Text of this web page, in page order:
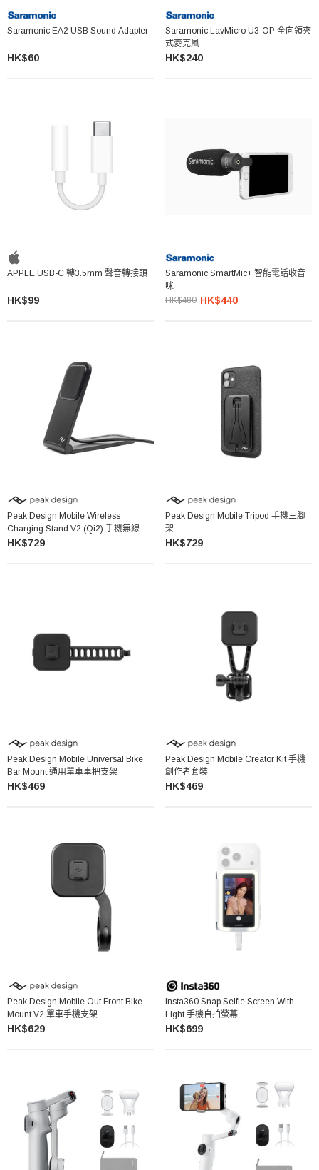
Saramonic EA2 USB Sound Adapter
HK$60
Saramonic LavMicro U3-OP 全向領夾
式麥克風
HK$240
APPLE USB-C 轉3.5mm 聲音轉接頭
HK$99
Saramonic SmartMic+ 智能電話收音
咪
HK$480 HK$440
Peak Design Mobile Wireless
Charging Stand V2 (Qi2) 手機無線充
電座
HK$729
Peak Design Mobile Tripod 手機三腳
架
HK$729
Peak Design Mobile Universal Bike
Bar Mount 通用單車車把支架
HK$469
Peak Design Mobile Creator Kit 手機
創作者套裝
HK$469
Peak Design Mobile Out Front Bike
Mount V2 單車手機支架
HK$629
Insta360 Snap Selfie Screen With
Light 手機自拍螢幕
HK$699